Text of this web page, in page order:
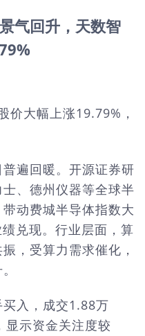
气回升，天数智
价大幅上涨19.79%，
遍回暖。开源证券研
、德州仪器等全球半
动费城半导体指数大
兑现。行业层面，算
，受算力需求催化，
入，成交1.88万
示资金关注度较